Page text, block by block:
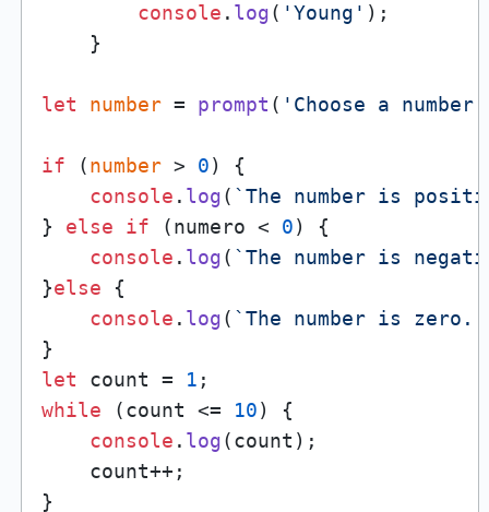
console . log( 'Young' );
    }
let number = prompt ( 'Choose a
if (number > 0) {
console . log( `The number is
} else if (numero < 0) {
console . log( `The number is
}else {
console . log( `The number is zero.
let count = 1
while (count <= 10) {
console . log(count);
    count++;